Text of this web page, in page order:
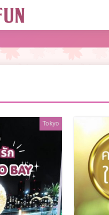
Tokyo